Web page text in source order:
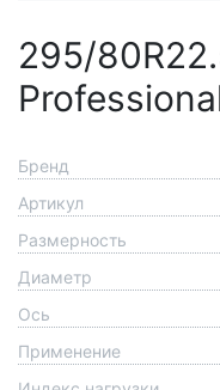
295/
Бренд
Артикул
Размерность
Диаметр
Ось
Применение